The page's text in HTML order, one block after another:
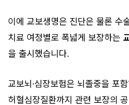
이에 교보생명은 진단은 물론 수
치료 여정별로 폭넓게 보장하는
을 출시했습니다.
교보뇌·심장보험은 뇌졸중을 포
허혈심장질환까지 관련 보장의